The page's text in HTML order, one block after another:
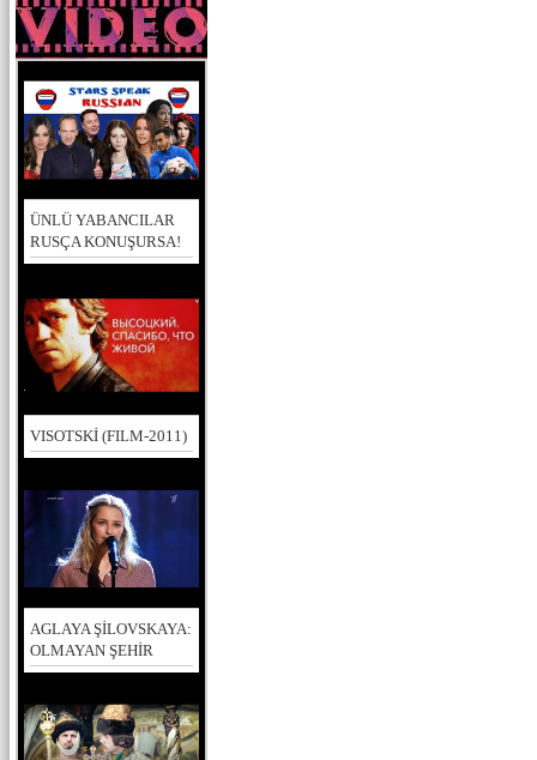
ÜNLÜ YABANCILAR
RUSÇA KONUŞURSA!
VISOTSKİ (FILM-2011)
AGLAYA ŞİLOVSKAYA:
OLMAYAN ŞEHİR